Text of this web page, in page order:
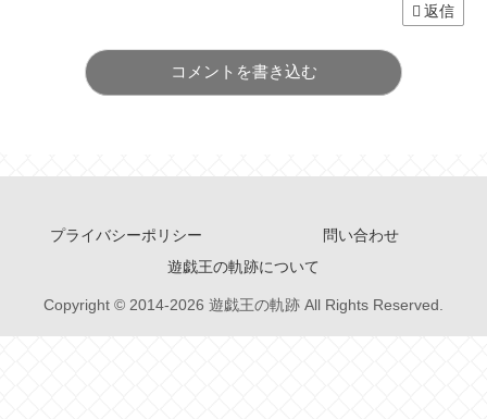
返信
コメントを書き込む
プライバシーポリシー
問い合わせ
遊戯王の軌跡について
Copyright © 2014-2026 遊戯王の軌跡 All Rights Reserved.